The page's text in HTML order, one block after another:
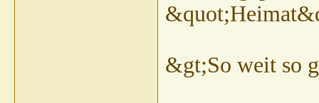
&gt;So weit so